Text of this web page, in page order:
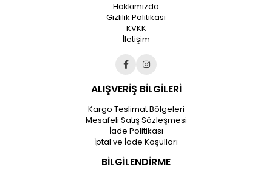
Hakkımızda
Gizlilik Politikası
KVKK
İletişim
ALIŞVERİŞ BİLGİLERİ
Kargo Teslimat Bölgeleri
Mesafeli Satış Sözleşmesi
İade Politikası
İptal ve İade Koşulları
BİLGİLENDİRME